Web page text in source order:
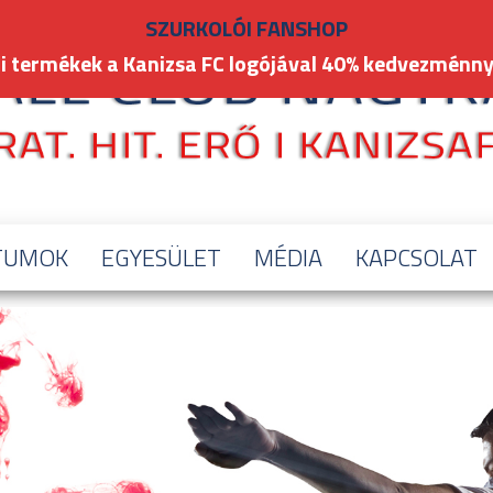
EGYESÜLET MÉDIA KAPCSOLAT
SZURKOLÓI FANSHOP
termékek a Kanizsa FC logójával 40%